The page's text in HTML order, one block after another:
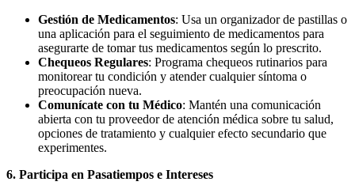
Gestión de Medicamentos: Usa un organizador de pastillas o
una aplicación para el seguimiento de medicamentos para
asegurarte de tomar tus medicamentos según lo prescrito.
Chequeos Regulares: Programa chequeos rutinarios para
monitorear tu condición y atender cualquier síntoma o
preocupación nueva.
Comunícate con tu Médico: Mantén una comunicación
abierta con tu proveedor de atención médica sobre tu salud,
opciones de tratamiento y cualquier efecto secundario que
experimentes.
6. Participa en Pasatiempos e Intereses